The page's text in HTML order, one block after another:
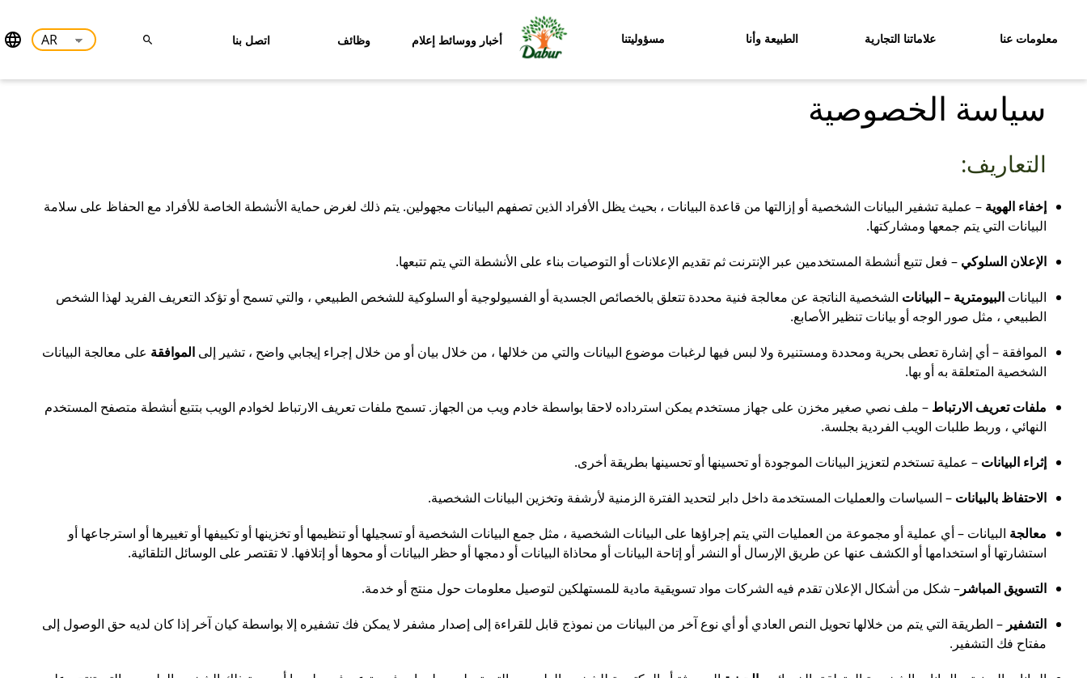
معلومات عنا علاماتنا التجارية الطبيعة وأنا مسؤوليتنا أخبار ووسائط إعلام وظائف اتصل بنا
سياسة الخصوصية
التعاريف:
إخفاء الهوية – عملية تشفير البيانات الشخصية أو إزالتها من قاعدة البيانات ، بحيث يظل الأفراد الذين تصفهم البيانات مجهولين. يتم ذلك لغرض حماية الأنشطة الخاصة للأفراد مع الحفاظ على سلامة
البيانات التي يتم جمعها ومشاركتها.
الإعلان السلوكي – فعل تتبع أنشطة المستخدمين عبر الإنترنت ثم تقديم الإعلانات أو التوصيات بناء على الأنشطة التي يتم تتبعها.
البيانات البيومترية – البيانات الشخصية الناتجة عن معالجة فنية محددة تتعلق بالخصائص الجسدية أو الفسيولوجية أو السلوكية للشخص الطبيعي ، والتي تسمح أو تؤكد التعريف الفريد لهذا الشخص
الطبيعي ، مثل صور الوجه أو بيانات تنظير الأصابع.
الموافقة – أي إشارة تعطى بحرية ومحددة ومستنيرة ولا لبس فيها لرغبات موضوع البيانات والتي من خلالها ، من خلال بيان أو من خلال إجراء إيجابي واضح ، تشير إلى الموافقة على معالجة البيانات
الشخصية المتعلقة به أو بها.
ملفات تعريف الارتباط – ملف نصي صغير مخزن على جهاز مستخدم يمكن استرداده لاحقا بواسطة خادم ويب من الجهاز. تسمح ملفات تعريف الارتباط لخوادم الويب بتتبع أنشطة متصفح المستخدم
النهائي ، وربط طلبات الويب الفردية بجلسة.
إثراء البيانات – عملية تستخدم لتعزيز البيانات الموجودة أو تحسينها أو تحسينها بطريقة أخرى.
الاحتفاظ بالبيانات – السياسات والعمليات المستخدمة داخل دابر لتحديد الفترة الزمنية لأرشفة وتخزين البيانات الشخصية.
معالجة البيانات – أي عملية أو مجموعة من العمليات التي يتم إجراؤها على البيانات الشخصية ، مثل جمع البيانات الشخصية أو تسجيلها أو تنظيمها أو تخزينها أو تكييفها أو تغييرها أو استرجاعها أو
استشارتها أو استخدامها أو الكشف عنها عن طريق الإرسال أو النشر أو إتاحة البيانات أو محاذاة البيانات أو دمجها أو حظر البيانات أو محوها أو إتلافها. لا تقتصر على الوسائل التلقائية.
التسويق المباشر– شكل من أشكال الإعلان تقدم فيه الشركات مواد تسويقية مادية للمستهلكين لتوصيل معلومات حول منتج أو خدمة.
التشفير – الطريقة التي يتم من خلالها تحويل النص العادي أو أي نوع آخر من البيانات من نموذج قابل للقراءة إلى إصدار مشفر لا يمكن فك تشفيره إلا بواسطة كيان آخر إذا كان لديه حق الوصول إلى
مفتاح فك التشفير.